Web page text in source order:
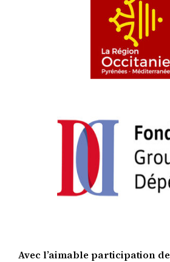
Avec l’aimable participation de